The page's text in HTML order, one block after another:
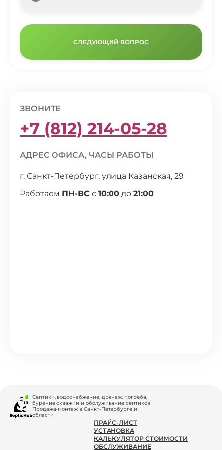
СЛЕДУЮЩИЙ ВОПРОС
ЗВОНИТЕ
+7 (812) 214-05-28
АДРЕС ОФИСА, ЧАСЫ РАБОТЫ
г. Санкт-Петербург, улица Казанская, 29
Работаем ПН-ВС с 10:00 до 21:00
Септики, водоснабжение, дренаж, погреба,
бурение скважин и обслуживание септиков
Продажа-монтаж в Санкт-Петербурге и
области
ПРАЙС-ЛИСТ
УСТАНОВКА
КАЛЬКУЛЯТОР СТОИМОСТИ
ОБСЛУЖИВАНИЕ